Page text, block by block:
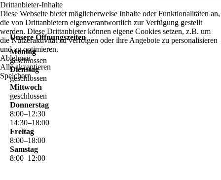
Unsere Öffnungszeiten
Montag
geschlossen
Dienstag
geschlossen
Mittwoch
geschlossen
Donnerstag
8:00–12:30
14:30–18:00
Freitag
8:00–18:00
Samstag
8:00–12:00
Drittanbieter-Inhalte
Diese Webseite bietet möglicherweise Inhalte oder Funktionalitäten an,
die von Drittanbietern eigenverantwortlich zur Verfügung gestellt
werden. Diese Drittanbieter können eigene Cookies setzen, z.B. um
die Nutzeraktivität zu verfolgen oder ihre Angebote zu personalisieren
und zu optimieren.
Ablehnen
Alle akzeptieren
Speichern